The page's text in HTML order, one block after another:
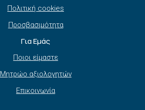
Πολιτική cookies
Προσβασιμότητα
Για Εμάς
Ποιοι είμαστε
Μητρώο αξιολογητών
Επικοινωνία